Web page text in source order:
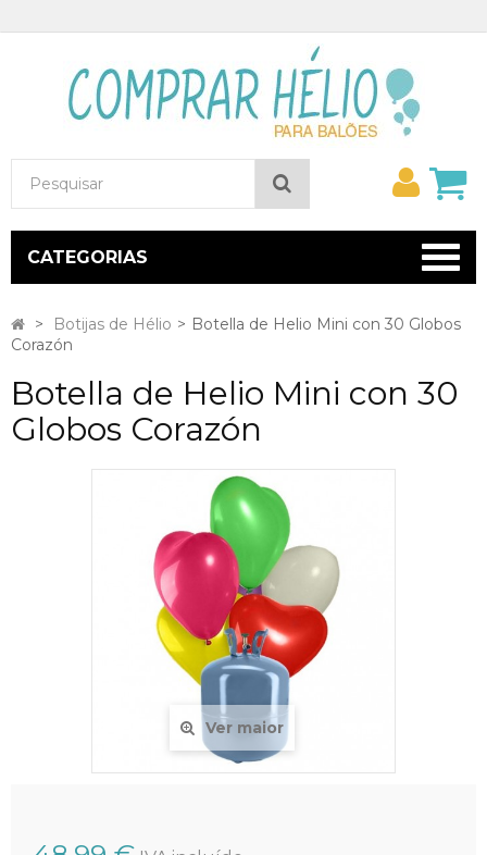
conta
CATEGORIAS
> Botijas de Hélio > Botella de Helio Mini con 30 Globos
Corazón
Botella de Helio Mini con 30
Globos Corazón
Ver maior